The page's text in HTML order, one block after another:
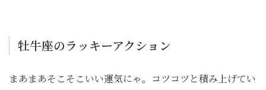
牡牛座のラッキーアクション
まあまあそこそこいい運気にゃ。コツコツと積み上げてい